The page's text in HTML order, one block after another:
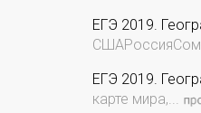
ЕГЭ 2019.
ЕГЭ 2019.
карте мира,...